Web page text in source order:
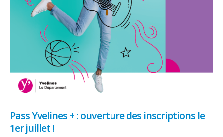
Pass Yvelines + : ouverture des inscriptions le
1er juillet !